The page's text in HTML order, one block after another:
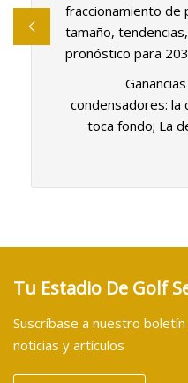
fraccionamiento de
tamaño,
pronóstico para
condensadores: la
toca fondo; La
Tu Estadio De Golf
Suscríbase a nuestro
noticias y artículos